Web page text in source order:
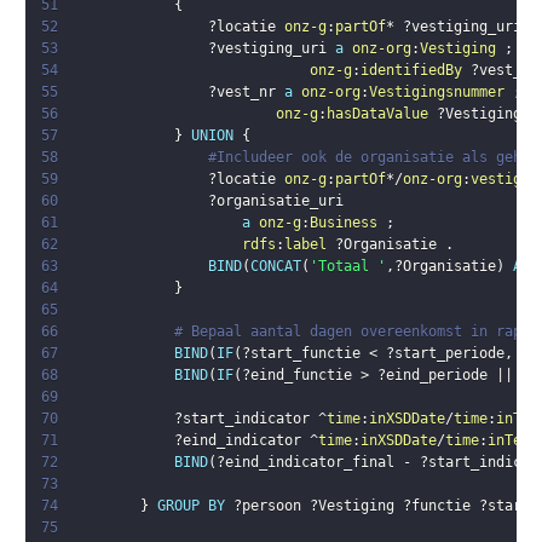
51
{
52
?locatie onz-g : partOf* ?vestiging_uri
53
?vestiging_uri a onz-org :Vestiging
;
54
onz-g : identifiedBy ?vest_nr
55
?vest_nr a onz-org :Vestigingsnummer
;
56
onz-g : hasDataValue ?Vestiging
57
} UNION
{
58
#Includeer ook de organisatie als
59
?locatie onz-g : partOf*/onz-org :
60
?organisatie_uri
61
a onz-g : Business
;
62
rdfs : label ?Organisatie
.
63
BIND(CONCAT( 'Totaal ' , ?Organisatie) AS
64
}
65
66
# Bepaal aantal dagen overeenkomst in
67
BIND( IF( ?start_functie < ?start_periode,
68
BIND( IF( ?eind_functie > ?eind_periode
69
70
?start_indicator ^time: inXSDDate/time:
71
?eind_indicator ^time: inXSDDate/time:
72
BIND( ?eind_indicator_final -
73
74
} GROUP BY ?persoon ?Vestiging ?functie
75